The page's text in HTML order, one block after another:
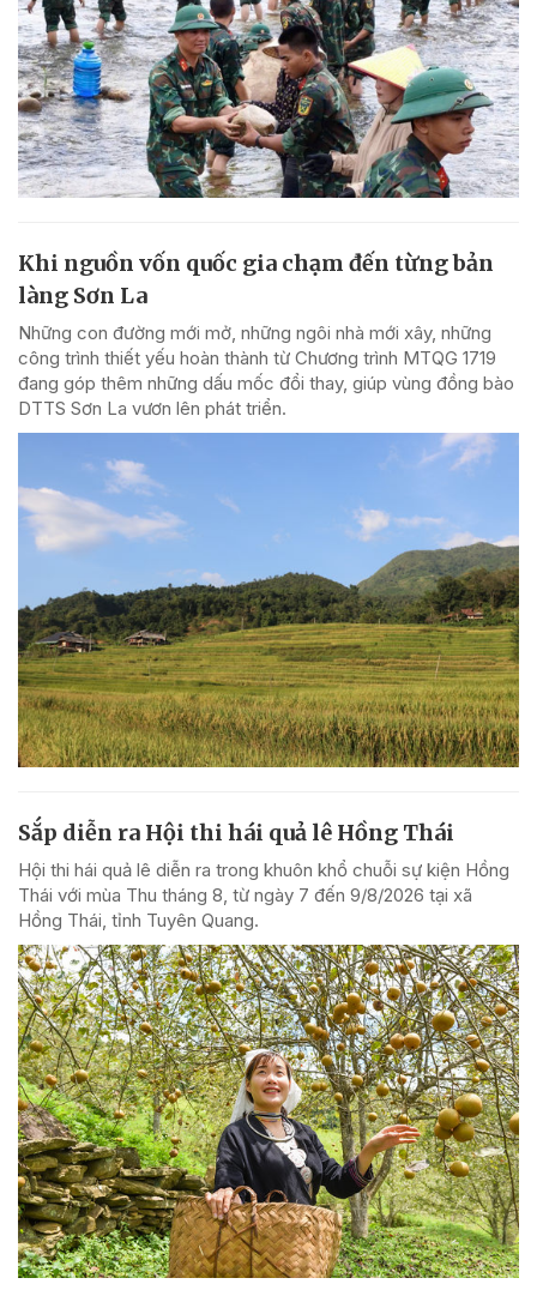
Khi nguồn vốn quốc gia chạm đến từng bản
làng Sơn La
Những con đường mới mở, những ngôi nhà mới xây, những
công trình thiết yếu hoàn thành từ Chương trình MTQG 1719
đang góp thêm những dấu mốc đổi thay, giúp vùng đồng bào
DTTS Sơn La vươn lên phát triển.
Sắp diễn ra Hội thi hái quả lê Hồng Thái
Hội thi hái quả lê diễn ra trong khuôn khổ chuỗi sự kiện Hồng
Thái với mùa Thu tháng 8, từ ngày 7 đến 9/8/2026 tại xã
Hồng Thái, tỉnh Tuyên Quang.